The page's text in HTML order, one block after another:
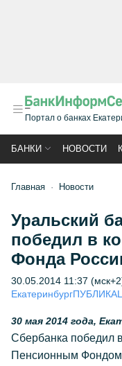
Портал о банках
БАНКИ НОВОСТИ
Главная Новости
Уральский
победил в
Фонда
30.05.2014 11:37
Екатеринбург
30 мая 2014 года,
Сбербанка победил
Пенсионным